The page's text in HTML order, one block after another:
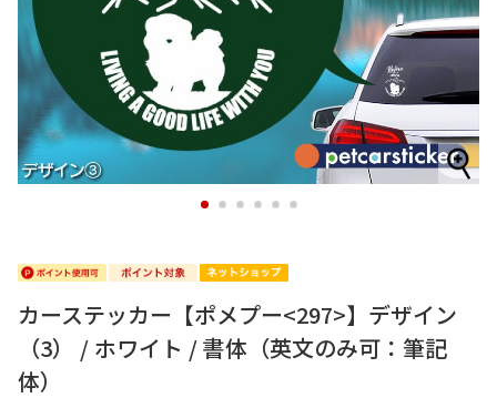
1 2 3 4 5 6
カーステッカー【ポメプー<297>】デザイン
（3） / ホワイト / 書体（英文のみ可：筆記
体）